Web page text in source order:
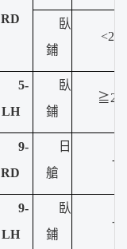
RD
臥
鋪
<265
5-
LH
臥
鋪
9-
RD
日
艙
-
9-
LH
臥
鋪
-